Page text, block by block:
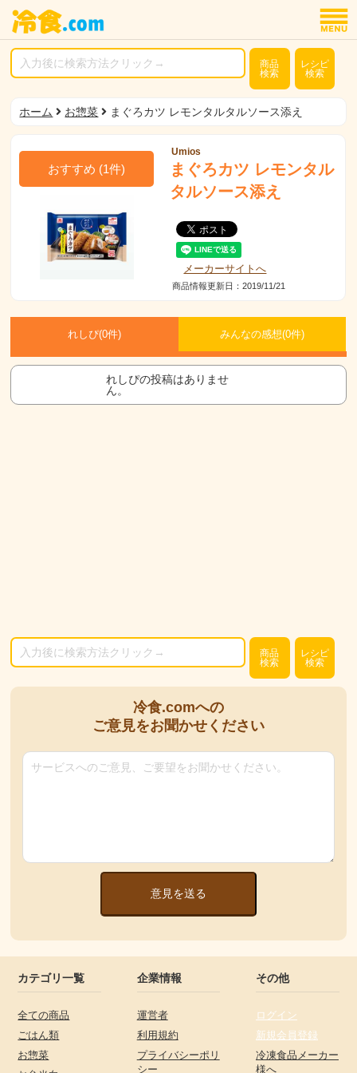
商品
検索
レシピ
検索
ホーム お惣菜 まぐろカツ レモンタルタルソース添え
おすすめ (1件)
Umios
まぐろカツ レモンタル
タルソース添え
メーカーサイトへ
商品情報更新日：2019/11/21
れしぴ(0件) みんなの感想(0件)
れしぴの投稿はありませ
ん。
商品
検索
レシピ
検索
冷食.comへの
ご意見をお聞かせください
意見を送る
カテゴリ一覧
全ての商品
ごはん類
お惣菜
企業情報
運営者
利用規約
プライバシーポリ
シー
その他
ログイン
新規会員登録
冷凍食品メーカー
様へ